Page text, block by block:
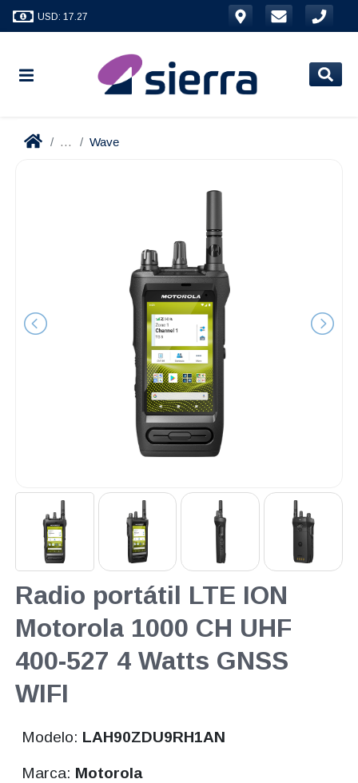
USD: 17.27
... Wave
Radio portátil LTE ION
Motorola 1000 CH UHF
400-527 4 Watts GNSS
WIFI
Modelo: LAH90ZDU9RH1AN
Marca: Motorola